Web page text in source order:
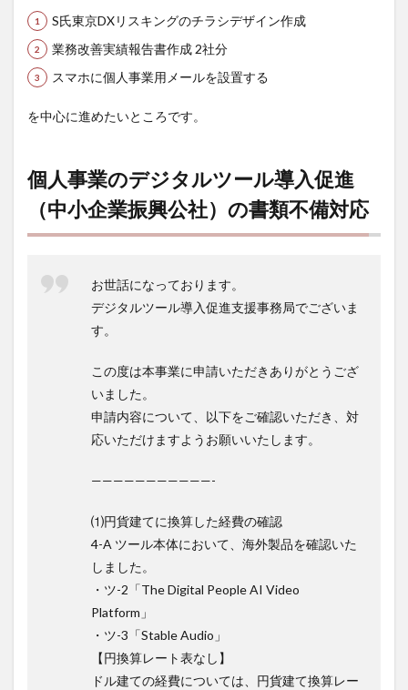
備対
応
募集
の読
最近
浅く
凡ミ
スが
増え
S氏東京DXリスキングのチラシデザイン作成
業務改善実績報告書作成 2社分
スマホに個人事業用メールを設置する
を中心に進めたいところです。
個人事業のデジタルツール導入促進
（中小企業振興公社）の書類不備対応
お世話になっております。
デジタルツール導入促進支援事務局でございま
す。
この度は本事業に申請いただきありがとうござ
いました。
申請内容について、以下をご確認いただき、対
応いただけますよう お願いいたします。
———————————-
⑴円貨建てに換算した経費の確認
4-A ツール本体において、海外製品を確認いた
しました。
・ツ-2「The Digital People AI Video
Platform」
・ツ-3「Stable Audio」
【円換算レート表なし】
ドル建ての経費については、円貨建て換算レー